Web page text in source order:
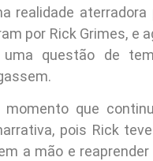
realidade
por Rick Grimes, e
uma questão de
que
pois Rick
a mão e